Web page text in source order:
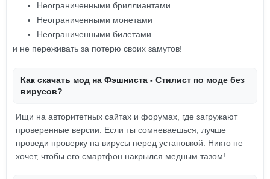
Неограниченными бриллиантами
Неограниченными монетами
Неограниченными билетами
и не переживать за потерю своих замутов!
Как скачать мод на Фэшниста - Стилист по моде без
вирусов?
Ищи на авторитетных сайтах и форумах, где загружают
проверенные версии. Если ты сомневаешься, лучше
проведи проверку на вирусы перед установкой. Никто не
хочет, чтобы его смартфон накрылся медным тазом!